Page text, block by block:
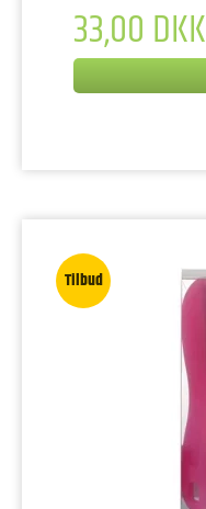
33,00 DKK
Tilbud